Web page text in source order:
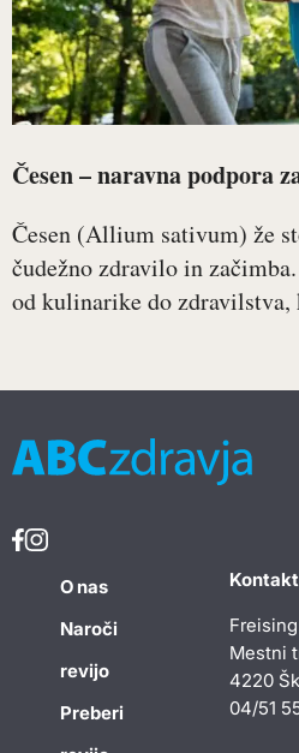
Česen – naravna podpora
Česen (Allium sativum) že
čudežno zdravilo in
od kulinarike do zdravilstva,
O nas
Naroči
revijo
Preberi
Kontakt
Mestni
4220
04/51